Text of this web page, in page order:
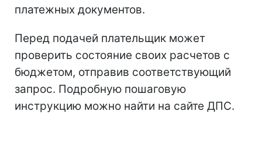
платежных документов.
Перед подачей плательщик может
проверить состояние своих расчетов с
бюджетом, отправив соответствующий
запрос. Подробную пошаговую
инструкцию можно найти на сайте ДПС.